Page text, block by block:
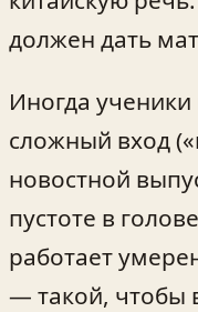
должен дать
Иногда
сложный вход
новостной
пустоте в
работает
— такой, чтобы